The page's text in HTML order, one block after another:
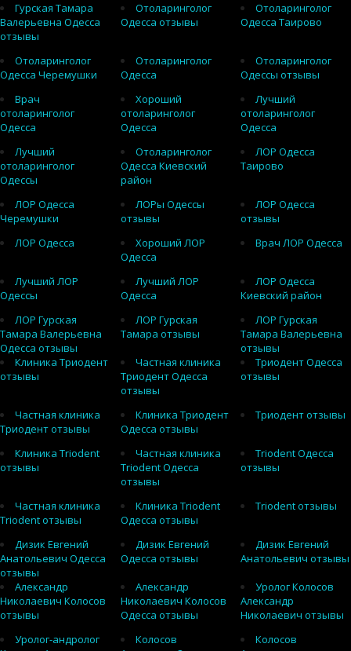
Гурская Тамара
Валерьевна Одесса
отзывы
Отоларинголог
Одесса отзывы
Отоларинголог
Одесса Таирово
Отоларинголог
Одесса Черемушки
Отоларинголог
Одесса
Отоларинголог
Одессы отзывы
Врач
отоларинголог
Одесса
Хороший
отоларинголог
Одесса
Лучший
отоларинголог
Одесса
Лучший
отоларинголог
Одессы
Отоларинголог
Одесса Киевский
район
ЛОР Одесса
Таирово
ЛОР Одесса
Черемушки
ЛОРы Одессы
отзывы
ЛОР Одесса
отзывы
ЛОР Одесса
Хороший ЛОР
Одесса
Врач ЛОР Одесса
Лучший ЛОР
Одессы
Лучший ЛОР
Одесса
ЛОР Одесса
Киевский район
ЛОР Гурская
Тамара Валерьевна
Одесса отзывы
ЛОР Гурская
Тамара отзывы
ЛОР Гурская
Тамара Валерьевна
отзывы
Клиника Триодент
отзывы
Частная клиника
Триодент Одесса
отзывы
Триодент Одесса
отзывы
Частная клиника
Триодент отзывы
Клиника Триодент
Одесса отзывы
Триодент отзывы
Клиника Triodent
отзывы
Частная клиника
Triodent Одесса
отзывы
Triodent Одесса
отзывы
Частная клиника
Triodent отзывы
Клиника Triodent
Одесса отзывы
Triodent отзывы
Дизик Евгений
Анатольевич Одесса
отзывы
Дизик Евгений
Одесса отзывы
Дизик Евгений
Анатольевич отзывы
Александр
Николаевич Колосов
отзывы
Александр
Николаевич Колосов
Одесса отзывы
Уролог Колосов
Александр
Николаевич отзывы
Уролог-андролог
Колосов
Колосов